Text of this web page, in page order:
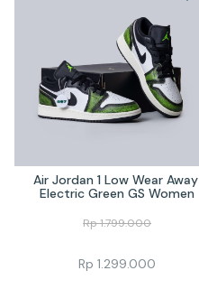
Air Jordan 1 Low Wear Away
Electric Green GS Women
Rp1.799.000
Rp 1.299.000